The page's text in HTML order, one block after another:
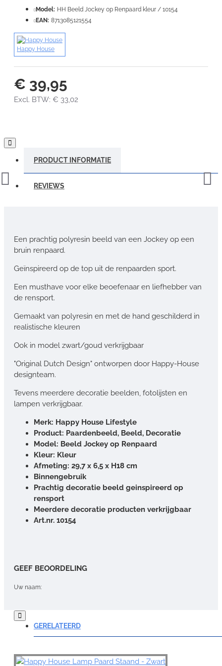
€ 39,95
Excl. BTW: € 33,02
Model: HH Beeld Jockey op Renpaard kleur / 10154
EAN: 8713085121554
Happy House
PRODUCT INFORMATIE
REVIEWS
Een prachtig polyresin beeld van een Jockey op een
bruin renpaard.
Geïnspireerd op de top uit de renpaarden sport.
Een musthave voor elke beoefenaar en liefhebber van
de rensport.
Gemaakt van polyresin en met de hand geschilderd in
realistische kleuren
Ook in model zwart/goud verkrijgbaar
"Original Dutch Design" ontworpen door Happy-House
designteam.
Tevens meerdere decoratie beelden, fotolijsten en
lampen verkrijgbaar.
Merk: Happy House Lifestyle
Product: Paardenbeeld, Beeld, Decoratie
Model: Beeld Jockey op Renpaard
Kleur: Kleur
Afmeting: 29,7 x 6,5 x H18 cm
Binnengebruik
Prachtig decoratie beeld geinspireerd op
rensport
Meerdere decoratie producten verkrijgbaar
Art.nr. 10154
GEEF BEOORDELING
Uw naam:
Opmerking:
GERELATEERD